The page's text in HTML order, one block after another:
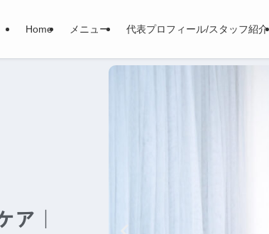
Home メニュー 代表プロフィール/スタッフ紹介
ア｜